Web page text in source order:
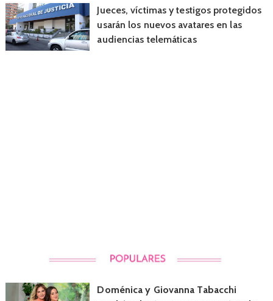
Jueces, víctimas y testigos protegidos
usarán los nuevos avatares en las
audiencias telemáticas
Doménica y Giovanna Tabacchi